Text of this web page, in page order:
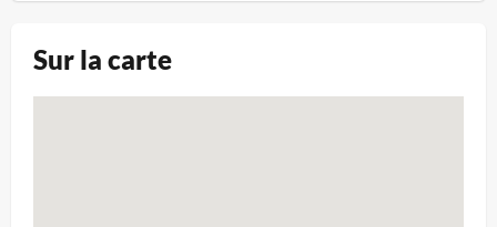
Sur la carte